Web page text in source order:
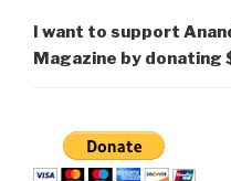
I want to support
Magazine by donating